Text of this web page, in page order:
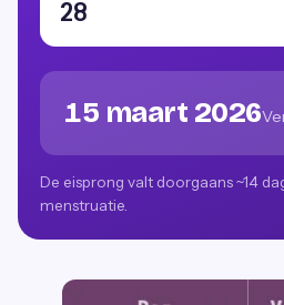
15 maart 2026
De eisprong valt doorgaans ~14
menstruatie.